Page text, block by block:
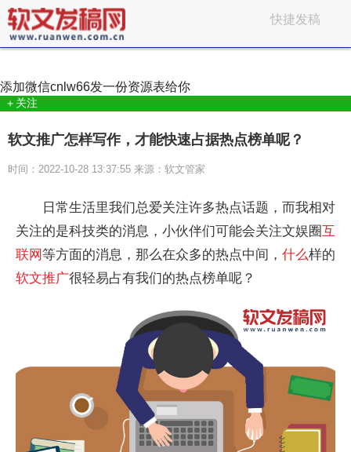
快捷发稿
添加微信cnlw66发一份资源表给你
＋关注
软文推广怎样写作，才能快速占据热点榜单呢？
时间：2022-10-28 13:37:55 来源：软文管家
日常生活里我们总爱关注许多热点话题，而我相对
关注的是科技类的消息，小伙伴们可能会关注文娱圈互
联网等方面的消息，那么在众多的热点中间， 什么样的
软文推广很轻易占有我们的热点榜单呢？